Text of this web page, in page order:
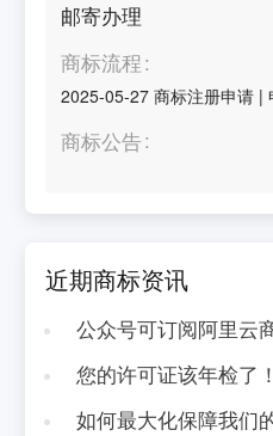
邮寄办理
商标流程
2025-05-27 商标注册申请 |
商标公告
近期商标资讯
公众号可订阅阿里云
您的许可证该年检了！
如何最大化保障我们